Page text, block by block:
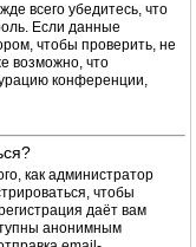
всего убедитесь, что
Если данные
чтобы проверить, не
возможно, что
конференции,
как администратор
чтобы
даёт вам
анонимным